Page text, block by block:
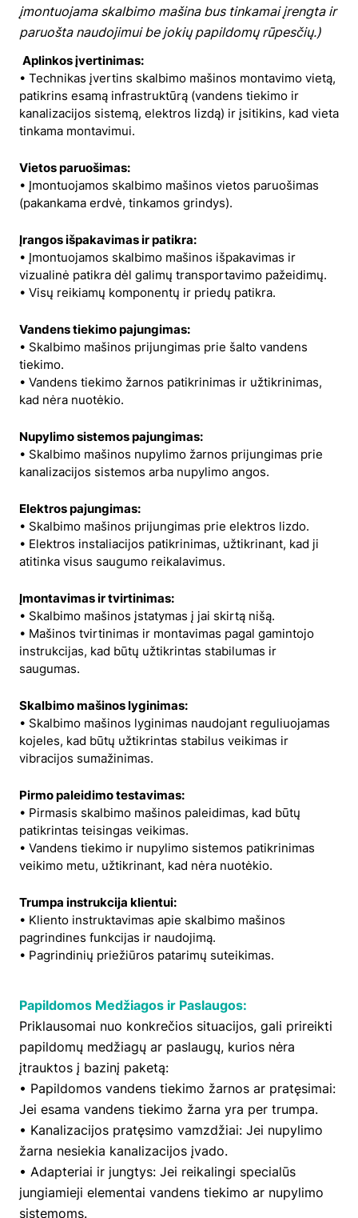
įmontuojama skalbimo mašina bus tinkamai įrengta ir
paruošta naudojimui be jokių papildomų rūpesčių.)
Aplinkos įvertinimas:
• Technikas įvertins skalbimo mašinos montavimo vietą,
patikrins esamą infrastruktūrą (vandens tiekimo ir
kanalizacijos sistemą, elektros lizdą) ir įsitikins, kad vieta
tinkama montavimui.
Vietos paruošimas:
• Įmontuojamos skalbimo mašinos vietos paruošimas
(pakankama erdvė, tinkamos grindys).
Įrangos išpakavimas ir patikra:
• Įmontuojamos skalbimo mašinos išpakavimas ir
vizualinė patikra dėl galimų transportavimo pažeidimų.
• Visų reikiamų komponentų ir priedų patikra.
Vandens tiekimo pajungimas:
• Skalbimo mašinos prijungimas prie šalto vandens
tiekimo.
• Vandens tiekimo žarnos patikrinimas ir užtikrinimas,
kad nėra nuotėkio.
Nupylimo sistemos pajungimas:
• Skalbimo mašinos nupylimo žarnos prijungimas prie
kanalizacijos sistemos arba nupylimo angos.
Elektros pajungimas:
• Skalbimo mašinos prijungimas prie elektros lizdo.
• Elektros instaliacijos patikrinimas, užtikrinant, kad ji
atitinka visus saugumo reikalavimus.
Įmontavimas ir tvirtinimas:
• Skalbimo mašinos įstatymas į jai skirtą nišą.
• Mašinos tvirtinimas ir montavimas pagal gamintojo
instrukcijas, kad būtų užtikrintas stabilumas ir
saugumas.
Skalbimo mašinos lyginimas:
• Skalbimo mašinos lyginimas naudojant reguliuojamas
kojeles, kad būtų užtikrintas stabilus veikimas ir
vibracijos sumažinimas.
Pirmo paleidimo testavimas:
• Pirmasis skalbimo mašinos paleidimas, kad būtų
patikrintas teisingas veikimas.
• Vandens tiekimo ir nupylimo sistemos patikrinimas
veikimo metu, užtikrinant, kad nėra nuotėkio.
Trumpa instrukcija klientui:
• Kliento instruktavimas apie skalbimo mašinos
pagrindines funkcijas ir naudojimą.
• Pagrindinių priežiūros patarimų suteikimas.
Papildomos Medžiagos ir Paslaugos:
Priklausomai nuo konkrečios situacijos, gali prireikti
papildomų medžiagų ar paslaugų, kurios nėra
įtrauktos į bazinį paketą:
• Papildomos vandens tiekimo žarnos ar pratęsimai:
Jei esama vandens tiekimo žarna yra per trumpa.
• Kanalizacijos pratęsimo vamzdžiai: Jei nupylimo
žarna nesiekia kanalizacijos įvado.
• Adapteriai ir jungtys: Jei reikalingi specialūs
jungiamieji elementai vandens tiekimo ar nupylimo
sistemoms.